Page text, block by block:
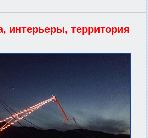
интерьеры, территория